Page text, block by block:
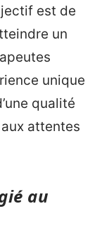
est de
un
unique
qualité
attentes
au